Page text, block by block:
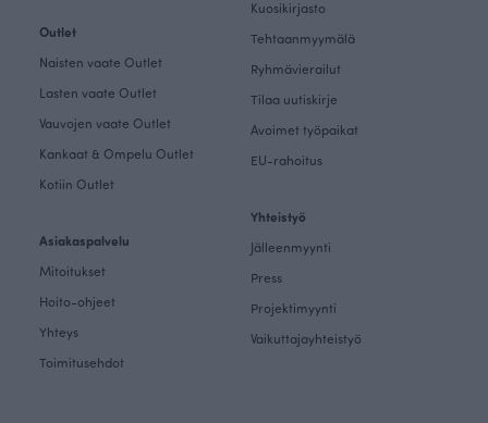
Outlet
Naisten vaate Outlet
Lasten vaate Outlet
Vauvojen vaate Outlet
Kankaat & Ompelu Outlet
Kotiin Outlet
Asiakaspalvelu
Mitoitukset
Hoito-ohjeet
Yhteys
Toimitusehdot
Kuosikirjasto
Tehtaanmyymälä
Ryhmävierailut
Tilaa uutiskirje
Avoimet työpaikat
EU-rahoitus
Yhteistyö
Jälleenmyynti
Press
Projektimyynti
Vaikuttajayhteistyö